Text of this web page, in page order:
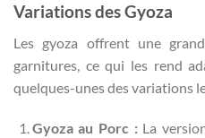
Variations des Gyoza
Les gyoza offrent une
garnitures, ce qui les rend
quelques-unes des variations
Gyoza au Porc :La